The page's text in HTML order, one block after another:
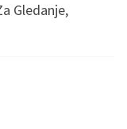
Gledanje,